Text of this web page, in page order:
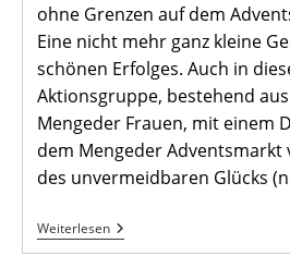
ohne Grenzen auf dem
Eine nicht mehr ganz kleine
schönen Erfolges. Auch in
Aktionsgruppe, bestehend
Mengeder Frauen, mit einem
dem Mengeder Adventsmarkt
des unvermeidbaren Glücks
WeiterlesenDieWirDir-
Gruppe